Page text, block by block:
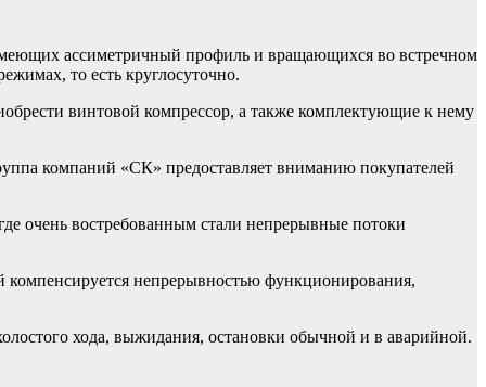
ассиметричный профиль и вращающихся во встречном
то есть круглосуточно.
винтовой компрессор, а также комплектующие к нему
компаний «СК» предоставляет вниманию покупателей
очень востребованным стали непрерывные потоки
непрерывностью функционирования,
хода, выжидания, остановки обычной и в аварийной.